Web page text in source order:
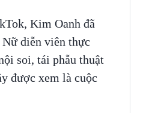
Kim Oanh đã
diễn viên thực
soi, tái phẫu thuật
được xem là cuộc